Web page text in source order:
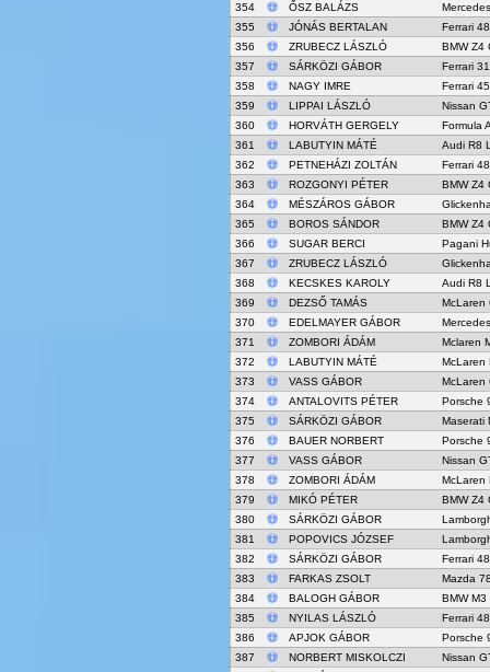
354
ŐSZ BALÁZS
355
JÓNÁS BERTALAN
Ferrari
356
ZRUBECZ LÁSZLÓ
BMW Z4
357
SÁRKÖZI GÁBOR
Ferrari
358
NAGY IMRE
Ferrari
359
LIPPAI LÁSZLÓ
Nissan
360
HORVÁTH GERGELY
Formula
361
LABUTYIN MÁTÉ
Audi R8
362
PETNEHÁZI ZOLTÁN
Ferrari
363
ROZGONYI PÉTER
BMW Z4
364
MÉSZÁROS GÁBOR
365
BOROS SÁNDOR
BMW Z4
366
SUGAR BERCI
Pagani
367
ZRUBECZ LÁSZLÓ
368
KECSKES KAROLY
Audi R8
369
DEZSŐ TAMÁS
McLaren
370
EDELMAYER GÁBOR
371
ZOMBORI ÁDÁM
Mclaren
372
LABUTYIN MÁTÉ
McLaren
373
VASS GÁBOR
McLaren
374
ANTALOVITS PÉTER
Porsche
375
SÁRKÖZI GÁBOR
Maserati
376
BAUER NORBERT
Porsche
377
VASS GÁBOR
Nissan
378
ZOMBORI ÁDÁM
McLaren
379
MIKÓ PÉTER
BMW Z4
380
SÁRKÖZI GÁBOR
381
POPOVICS JÓZSEF
382
SÁRKÖZI GÁBOR
Ferrari
383
FARKAS ZSOLT
Mazda
384
BALOGH GÁBOR
BMW M3
385
NYILAS LÁSZLÓ
Ferrari
386
APJOK GÁBOR
Porsche
387
NORBERT MISKOLCZI
Nissan